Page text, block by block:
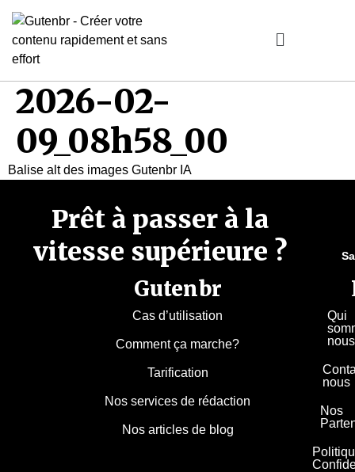
2026-02-
09_08h58_00
Balise alt des images Gutenbr IA
Prêt à passer à la
vitesse supérieure ?
Gutenbr
Cas d’utilisation
Comment ça marche?
Tarification
Nos services de rédaction
Nos articles de blog
Qui
nous
Nos